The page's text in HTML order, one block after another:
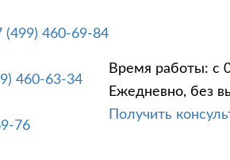
(499) 460-69-84
460-63-34
76
Время работы: с
Ежедневно, без
Получить